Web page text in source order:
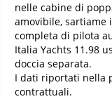
nelle cabine di
amovibile, sartiame
completa di pilota
Italia Yachts 11.98
doccia separata.
I dati riportati nella
contrattuali.